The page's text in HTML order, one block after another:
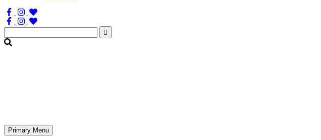
Søg
efter:
Primary Menu